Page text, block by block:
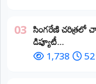
03 ​సింగరేణి చరిత్రలో
డిప్యూటీ...
1,738 52